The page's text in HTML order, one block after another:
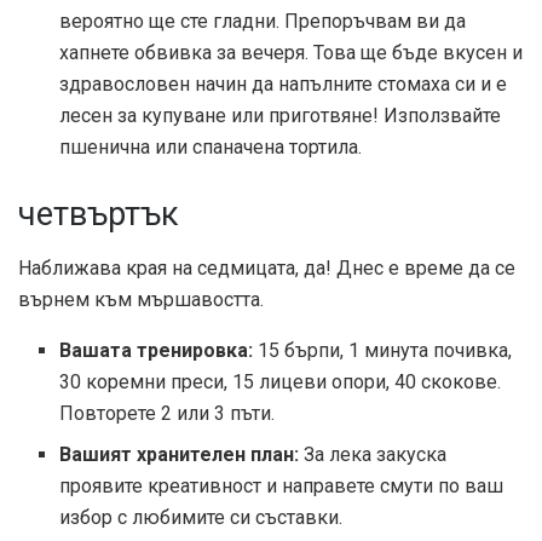
вероятно ще сте гладни. Препоръчвам ви да
хапнете обвивка за вечеря. Това ще бъде вкусен и
здравословен начин да напълните стомаха си и е
лесен за купуване или приготвяне! Използвайте
пшенична или спаначена тортила.
четвъртък
Наближава края на седмицата, да! Днес е време да се
върнем към мършавостта.
Вашата тренировка: 15 бърпи, 1 минута почивка,
30 коремни преси, 15 лицеви опори, 40 скокове.
Повторете 2 или 3 пъти.
Вашият хранителен план: За лека закуска
проявите креативност и направете смути по ваш
избор с любимите си съставки.